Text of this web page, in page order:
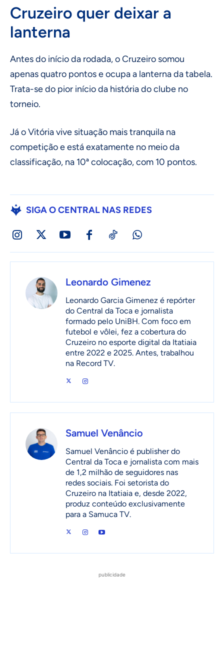
Cruzeiro quer deixar a
lanterna
Antes do início da rodada, o Cruzeiro somou
apenas quatro pontos e ocupa a lanterna da tabela.
Trata-se do pior início da história do clube no
torneio.
Já o Vitória vive situação mais tranquila na
competição e está exatamente no meio da
classificação, na 10ª colocação, com 10 pontos.
SIGA O CENTRAL NAS REDES
Leonardo Gimenez
Leonardo Garcia Gimenez é repórter
do Central da Toca e jornalista
formado pelo UniBH. Com foco em
futebol e vôlei, fez a cobertura do
Cruzeiro no esporte digital da Itatiaia
entre 2022 e 2025. Antes, trabalhou
na Record TV.
Samuel Venâncio
Samuel Venâncio é publisher do
Central da Toca e jornalista com mais
de 1,2 milhão de seguidores nas
redes sociais. Foi setorista do
Cruzeiro na Itatiaia e, desde 2022,
produz conteúdo exclusivamente
para a Samuca TV.
publicidade